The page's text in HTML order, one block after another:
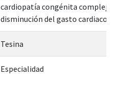
cardiopatía congénita compleja
disminución del gasto cardiaco
Tesina
Especialidad